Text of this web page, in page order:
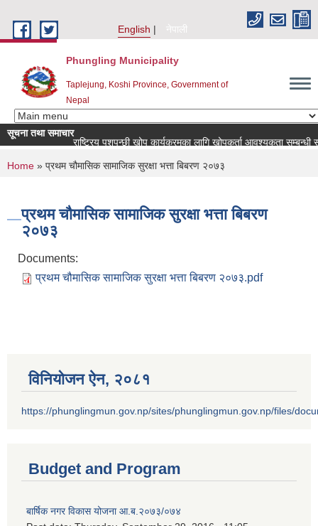
English
नेपाली
Phungling Municipality
Taplejung, Koshi Province, Government of
Nepal
सूचना तथा समाचार
राष्ट्रिय पशुपन्छी खोप कार्यक्रमका लागि खोपकर्ता आवश्यकता सम्बन्धी सूचना!
You are here
Home » प्रथम चौमासिक सामाजिक सुरक्षा भत्ता बिबरण २०७३
प्रथम चौमासिक सामाजिक सुरक्षा भत्ता बिबरण
२०७३
Documents:
प्रथम चौमासिक सामाजिक सुरक्षा भत्ता बिबरण २०७३.pdf
विनियोजन ऐन‚ २०८१
https://phunglingmun.gov.np/sites/phunglingmun.gov.np/files/
Budget and Program
बार्षिक नगर विकास योजना आ.ब.२०७३/०७४